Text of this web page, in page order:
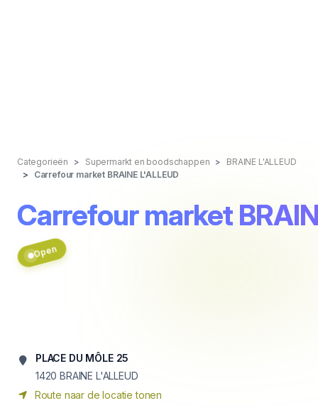
Categorieën Supermarkt en boodschappen
BRAINE L'ALLEUD
Carrefour market BRAINE L'ALLEUD
Carrefour market
Open
PLACE DU MÔLE 25
1420 BRAINE L'ALLEUD
Route naar de locatie tonen